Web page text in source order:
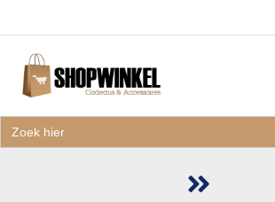
naar:
Zoek
naar: